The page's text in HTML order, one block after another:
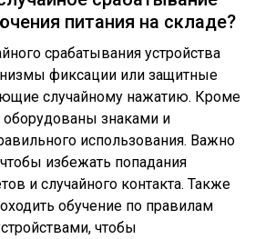
питания на складе?
срабатывания устройства
фиксации или защитные
случайному нажатию. Кроме
оборудованы знаками и
использования. Важно
избежать попадания
и случайного контакта. Также
обучение по правилам
чтобы